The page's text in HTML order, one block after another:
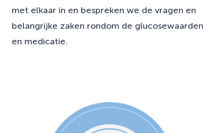
met elkaar in en bespreken we de vragen en
belangrijke zaken rondom de glucosewaarden
en medicatie.